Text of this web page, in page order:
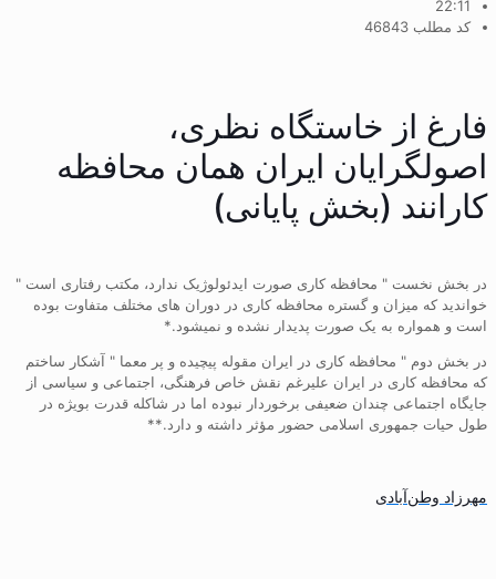
22:11
کد مطلب 46843
فارغ از خاستگاه نظری،
اصولگرایان ایران همان محافظه
کارانند (بخش پایانی)
در بخش نخست " محافظه کاری صورت ایدئولوژیک ندارد، مکتب رفتاری است "
خواندید که میزان و گستره محافظه کاری در دوران های مختلف متفاوت بوده
است و همواره به یک صورت پدیدار نشده و نمیشود.*
در بخش دوم " محافظه کاری در ایران مقوله پیچیده و پر معما " آشکار ساختم
که محافظه کاری در ایران علیرغم نقش خاص فرهنگی، اجتماعی و سیاسی از
جایگاه اجتماعی چندان ضعیفی برخوردار نبوده اما در شاکله قدرت بویژه در
طول حیات جمهوری اسلامی حضور مؤثر داشته و دارد.**
مهرزاد وطن‌آبادی